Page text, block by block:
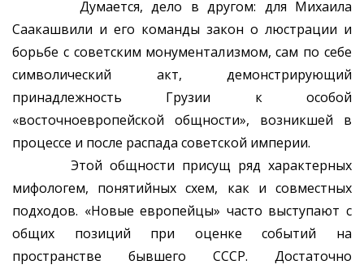
Думается, дело в другом: для Михаила
Саакашвили и его команды закон о люстрации и
борьбе с советским монументализмом, сам по себе
символический акт, демонстрирующий
принадлежность Грузии к особой
«восточноевропейской общности», возникшей в
процессе и после распада советской империи.
Этой общности присущ ряд характерных
мифологем, понятийных схем, как и совместных
подходов. «Новые европейцы» часто выступают с
общих позиций при оценке событий на
пространстве бывшего СССР. Достаточно